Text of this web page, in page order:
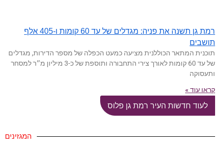
רמת גן תשנה את פניה: מגדלים של עד 60 קומות ו-405 אלף
תושבים
תוכנית המתאר הכוללנית מציעה כמעט הכפלה של מספר הדירות, מגדלים
של עד 60 קומות לאורך צירי התחבורה ותוספת של כ-3 מיליון מ״ר למסחר
ותעסוקה
קראו עוד »
לעוד חדשות העיר רמת גן פלוס
המגזינים